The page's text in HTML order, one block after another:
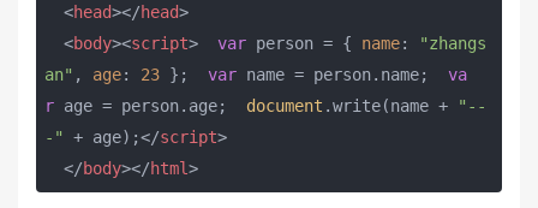
<head></head>
<body><script> var person = { name:
"zhangs
an" , age: 23 }; var name = person.name; va
r age = person.age; document .write(name +
"--
-"
+ age);</script>
</body></html>